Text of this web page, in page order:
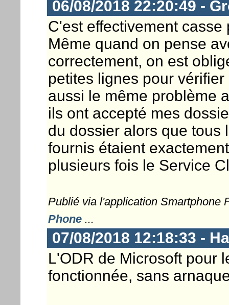
06/08/2018 22:20:49 -
C'est effectivement
Même quand on pense
correctement, on est
petites lignes pour
aussi le même problème
ils ont accepté mes
du dossier alors que tous
fournis étaient
plusieurs fois le Service
Publié via l'application Smartphone
Phone...
07/08/2018 12:18:33 -
L'ODR de Microsoft pour
fonctionnée, sans